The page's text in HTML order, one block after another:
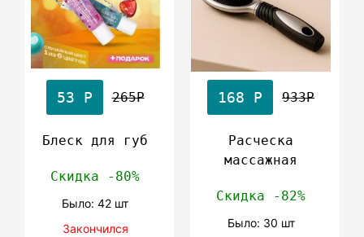
53 Р 265Р
Блеск для губ
Скидка -80%
Было: 42 шт
Закончился
168 Р 933Р
Расческа
массажная
Скидка -82%
Было: 30 шт